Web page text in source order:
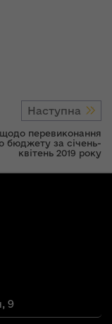
Наступна
перевиконання
бюджету за січень-
квітень 2019 року
9